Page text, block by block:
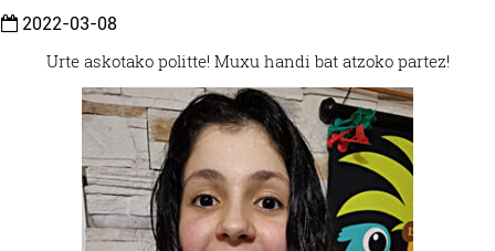
2022-03-08
Urte askotako politte! Muxu handi bat atzoko partez!